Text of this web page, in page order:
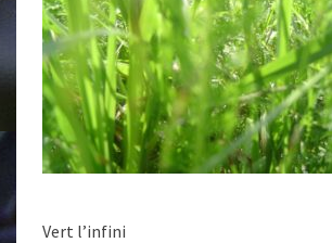
Vert l’infini